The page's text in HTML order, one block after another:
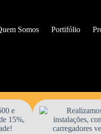
Somos Portifólio